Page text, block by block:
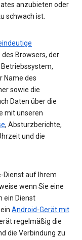
anzubieten oder
schwach ist.
des Browsers, der
Betriebssystem,
Name des
sowie die
Daten über die
mit unseren
, Absturzberichte,
und die
Dienst auf Ihrem
wenn Sie eine
ein Dienst
Android-Gerät mit
regelmäßig die
die Verbindung zu